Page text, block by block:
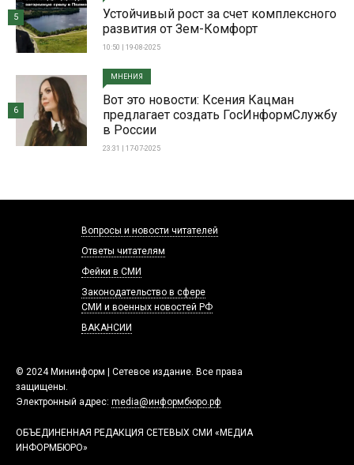
Устойчивый рост за счет комплексного
развития от Зем-Комфорт
10:50 | 19-08-2025
5
МНЕНИЯ
Вот это новости: Ксения Кацман
предлагает создать ГосИнформСлужбу
в России
23:31 | 17-07-2025
6
© 2024 Мининформ | Сетевое издание. Все права
защищены.
Электронный адрес: media@информбюро.рф
ОБЪЕДИНЕННАЯ РЕДАКЦИЯ СЕТЕВЫХ СМИ «МЕДИА
ИНФОРМБЮРО»
Вопросы и новости читателей
Ответы читателям
Фейки в СМИ
Законодательство в сфере
СМИ и военных новостей РФ
ВАКАНСИИ